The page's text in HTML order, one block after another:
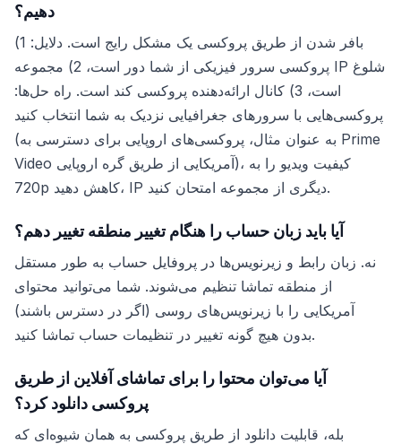
دهیم؟
بافر شدن از طریق پروکسی یک مشکل رایج است. دلایل: 1)
پروکسی سرور فیزیکی از شما دور است، 2) مجموعه IP شلوغ
است، 3) کانال ارائه‌دهنده پروکسی کند است. راه حل‌ها:
پروکسی‌هایی با سرورهای جغرافیایی نزدیک به شما انتخاب کنید
(به عنوان مثال، پروکسی‌های اروپایی برای دسترسی به Prime
Video آمریکایی از طریق گره اروپایی)، کیفیت ویدیو را به
720p کاهش دهید، IP دیگری از مجموعه امتحان کنید.
آیا باید زبان حساب را هنگام تغییر منطقه تغییر دهم؟
نه. زبان رابط و زیرنویس‌ها در پروفایل حساب به طور مستقل
از منطقه تماشا تنظیم می‌شوند. شما می‌توانید محتوای
آمریکایی را با زیرنویس‌های روسی (اگر در دسترس باشند)
بدون هیچ گونه تغییر در تنظیمات حساب تماشا کنید.
آیا می‌توان محتوا را برای تماشای آفلاین از طریق
پروکسی دانلود کرد؟
بله، قابلیت دانلود از طریق پروکسی به همان شیوه‌ای که